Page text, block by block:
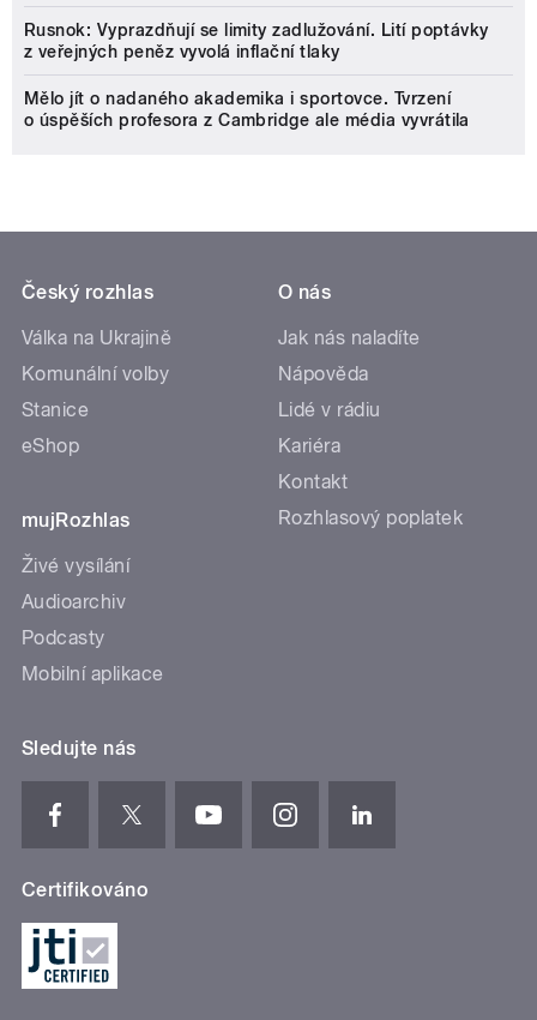
Rusnok: Vyprazdňují se limity zadlužování. Lití poptávky
z veřejných peněz vyvolá inflační tlaky
Mělo jít o nadaného akademika i sportovce. Tvrzení
o úspěších profesora z Cambridge ale média vyvrátila
Český rozhlas
Válka na Ukrajině
Komunální volby
Stanice
eShop
mujRozhlas
Živé vysílání
Audioarchiv
Podcasty
Mobilní aplikace
O nás
Jak nás naladíte
Nápověda
Lidé v rádiu
Kariéra
Kontakt
Rozhlasový poplatek
Sledujte nás
Certifikováno